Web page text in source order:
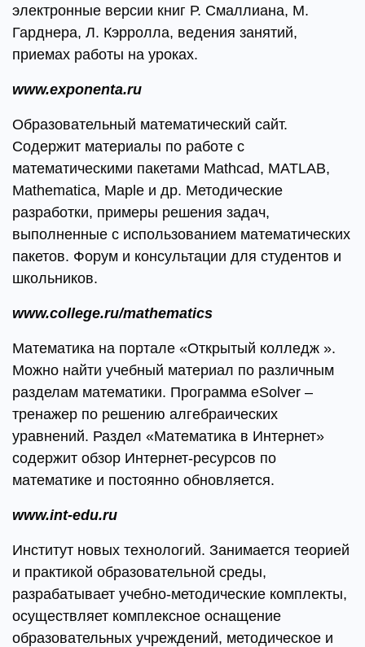
электронные версии книг Р. Смаллиана, М.
Гарднера, Л. Кэрролла, ведения занятий,
приемах работы на уроках.
www.exponenta.ru
Образовательный математический сайт.
Содержит материалы по работе с
математическими пакетами Mathcad, MATLAB,
Mathematica, Maple и др. Методические
разработки, примеры решения задач,
выполненные с использованием математических
пакетов. Форум и консультации для студентов и
школьников.
www.college.ru/mathematics
Математика на портале «Открытый колледж ».
Можно найти учебный материал по различным
разделам математики. Программа eSolver –
тренажер по решению алгебраических
уравнений. Раздел «Математика в Интернет»
содержит обзор Интернет-ресурсов по
математике и постоянно обновляется.
www.int-edu.ru
Институт новых технологий. Занимается теорией
и практикой образовательной среды,
разрабатывает учебно-методические комплекты,
осуществляет комплексное оснащение
образовательных учреждений, методическое и